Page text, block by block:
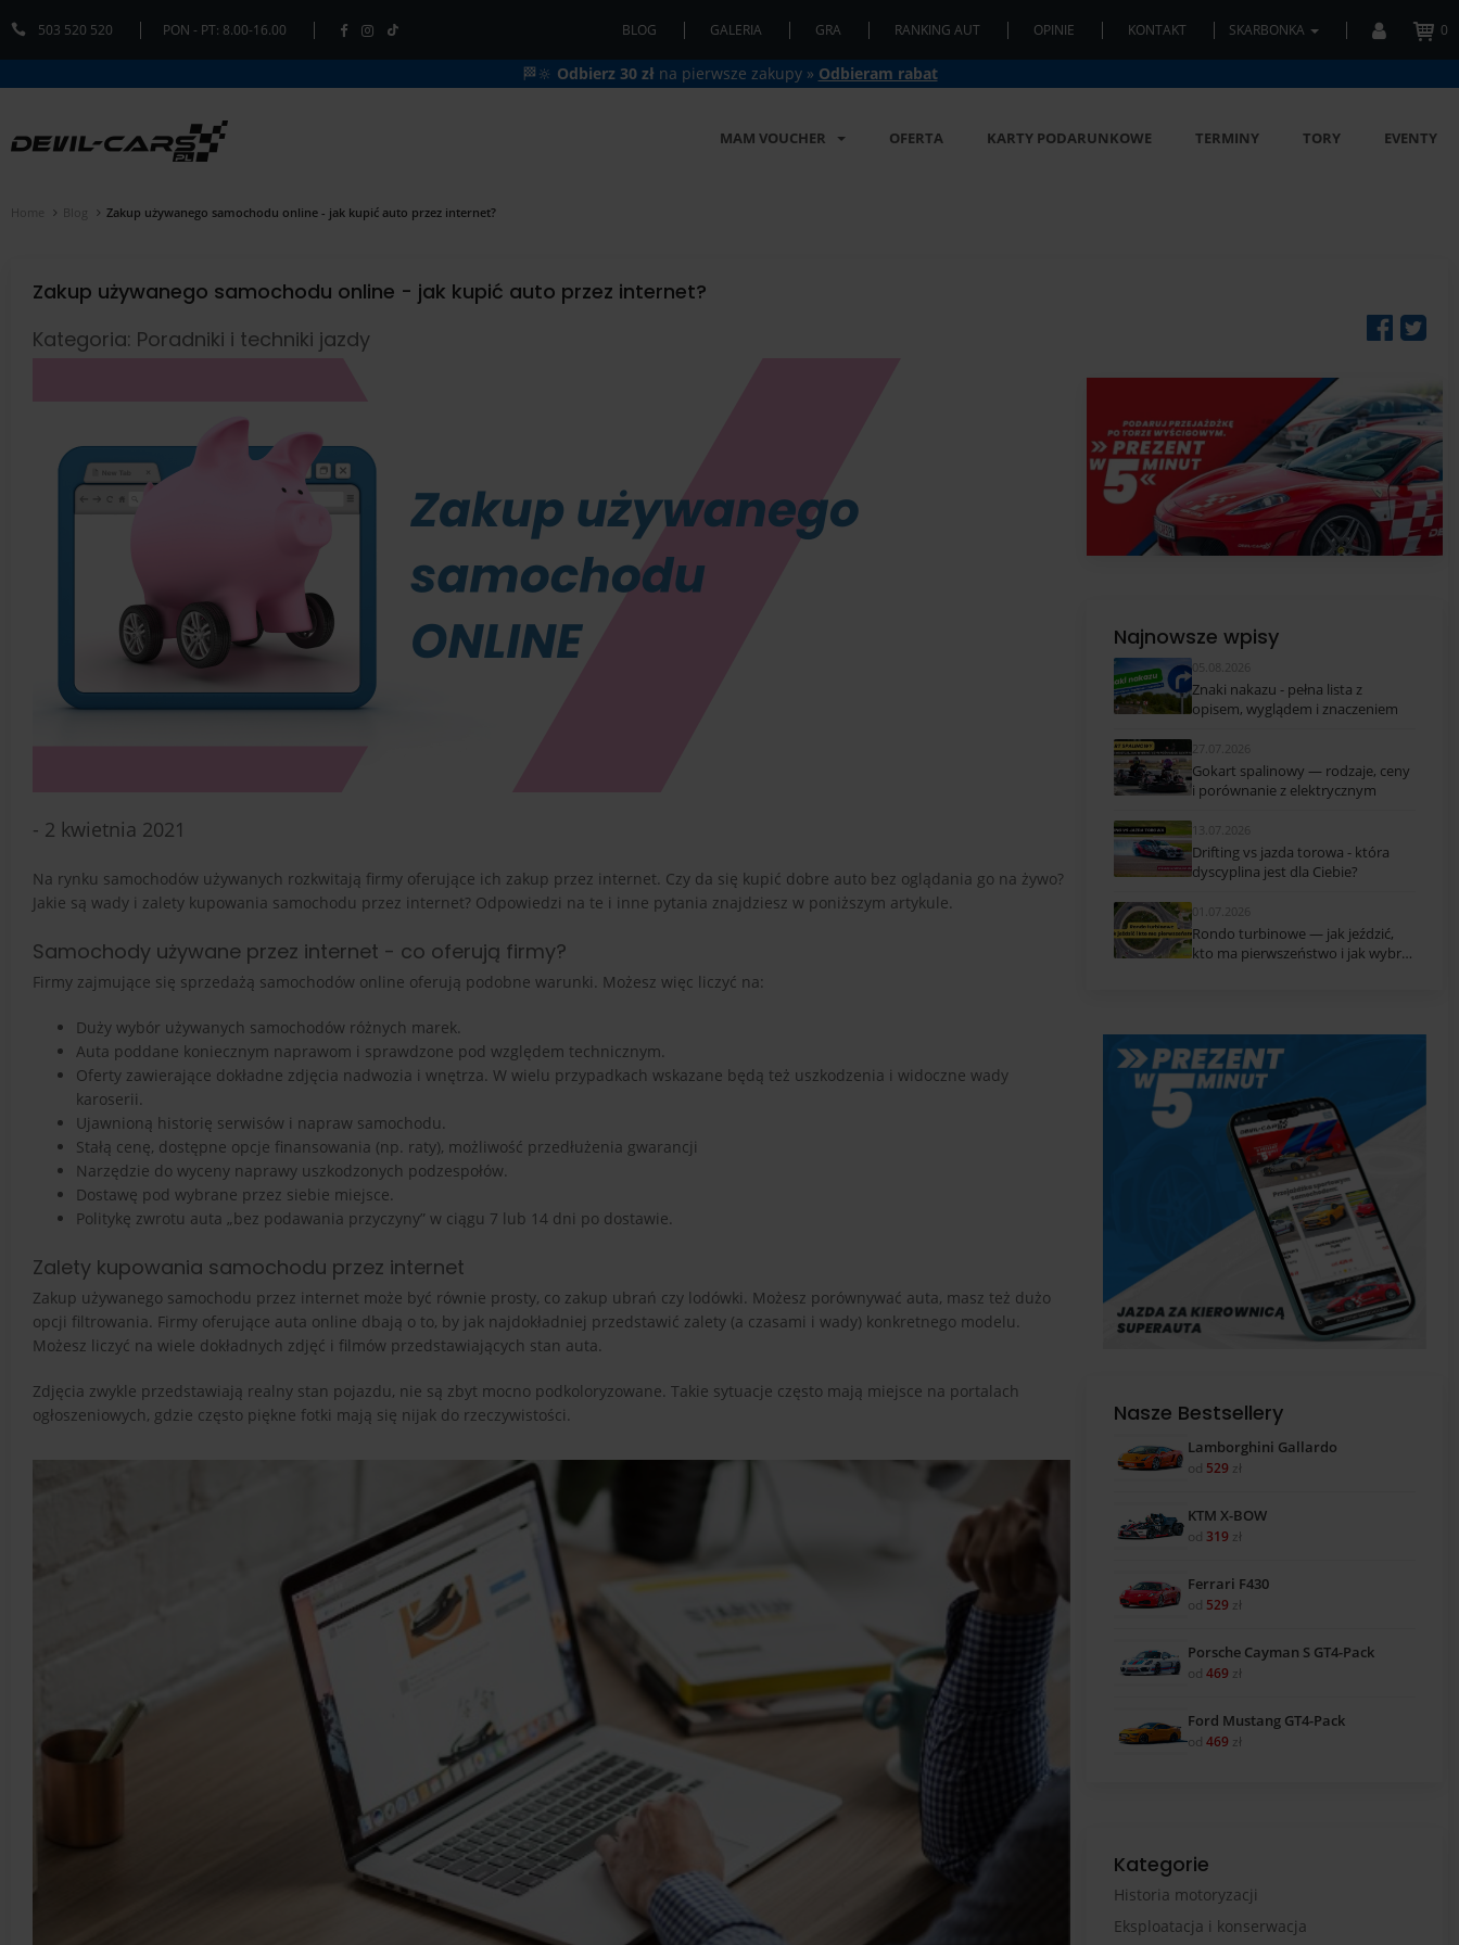
503 520 520 PON - PT: 8.00-16.00 BLOG GALERIA GRA RANKING AUT OPINIE KONTAKT SKARBONKA 0
🏁🔆 Odbierz 30 zł na pierwsze zakupy » Odbieram rabat
MAM VOUCHER OFERTA KARTY PODARUNKOWE TERMINY TORY EVENTY
Home Blog Zakup używanego samochodu online - jak kupić auto przez internet?
Zakup używanego samochodu online - jak kupić auto przez internet?
Kategoria: Poradniki i techniki jazdy
- 2 kwietnia 2021
Na rynku samochodów używanych rozkwitają firmy oferujące ich zakup przez internet. Czy da się kupić dobre auto bez oglądania go na żywo?
Jakie są wady i zalety kupowania samochodu przez internet? Odpowiedzi na te i inne pytania znajdziesz w poniższym artykule.
Samochody używane przez internet - co oferują firmy?
Firmy zajmujące się sprzedażą samochodów online oferują podobne warunki. Możesz więc liczyć na:
Duży wybór używanych samochodów różnych marek.
Auta poddane koniecznym naprawom i sprawdzone pod względem technicznym.
Oferty zawierające dokładne zdjęcia nadwozia i wnętrza. W wielu przypadkach wskazane będą też uszkodzenia i widoczne wady
karoserii.
Ujawnioną historię serwisów i napraw samochodu.
Stałą cenę, dostępne opcje finansowania (np. raty), możliwość przedłużenia gwarancji
Narzędzie do wyceny naprawy uszkodzonych podzespołów.
Dostawę pod wybrane przez siebie miejsce.
Politykę zwrotu auta „bez podawania przyczyny” w ciągu 7 lub 14 dni po dostawie.
Zalety kupowania samochodu przez internet
Zakup używanego samochodu przez internet może być równie prosty, co zakup ubrań czy lodówki. Możesz porównywać auta, masz też dużo
opcji filtrowania. Firmy oferujące auta online dbają o to, by jak najdokładniej przedstawić zalety (a czasami i wady) konkretnego modelu.
Możesz liczyć na wiele dokładnych zdjęć i filmów przedstawiających stan auta.
Zdjęcia zwykle przedstawiają realny stan pojazdu, nie są zbyt mocno podkoloryzowane. Takie sytuacje często mają miejsce na portalach
ogłoszeniowych, gdzie często piękne fotki mają się nijak do rzeczywistości.
Najnowsze wpisy
05.08.2026
Znaki nakazu - pełna lista z
opisem, wyglądem i znaczeniem
27.07.2026
Gokart spalinowy — rodzaje, ceny
i porównanie z elektrycznym
13.07.2026
Drifting vs jazda torowa - która
dyscyplina jest dla Ciebie?
01.07.2026
Rondo turbinowe — jak jeździć,
kto ma pierwszeństwo i jak wybrać
Nasze Bestsellery
Lamborghini Gallardo
od 529 zł
KTM X-BOW
od 319 zł
Ferrari F430
od 529 zł
Porsche Cayman S GT4-Pack
od 469 zł
Ford Mustang GT4-Pack
od 469 zł
Kategorie
Historia motoryzacji
Eksploatacja i konserwacja